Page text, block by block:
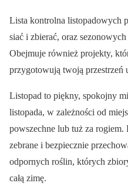
Lista kontrolna listopadowych
siać i zbierać, oraz
Obejmuje również projekty,
przygotowują twoją przestrzeń
Listopad to piękny, spokojny
listopada, w zależności od
powszechne lub tuż za
zebrane i bezpiecznie
odpornych roślin, których
całą zimę.